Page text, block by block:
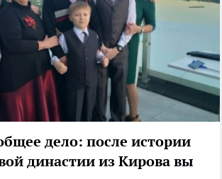
дело: после истории
династии из Кирова вы